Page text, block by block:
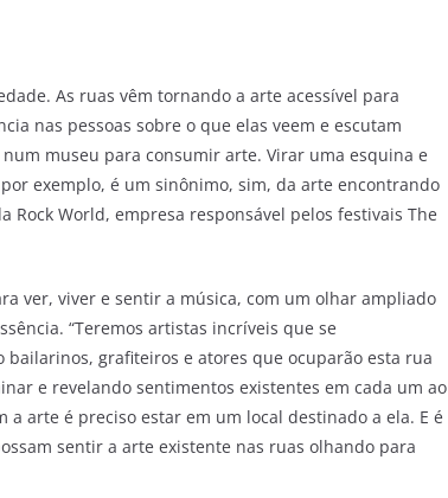
As ruas vêm tornando a arte acessível para
nas pessoas sobre o que elas veem e escutam
museu para consumir arte. Virar uma esquina e
exemplo, é um sinônimo, sim, da arte encontrando
Rock World, empresa responsável pelos festivais The
ver, viver e sentir a música, com um olhar ampliado
“Teremos artistas incríveis que se
grafiteiros e atores que ocuparão esta rua
e revelando sentimentos existentes em cada um ao
arte é preciso estar em um local destinado a ela. E é
sentir a arte existente nas ruas olhando para